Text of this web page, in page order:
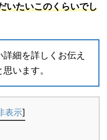
いたいこのくらいでし
細を詳しくお伝え
います。
表示]